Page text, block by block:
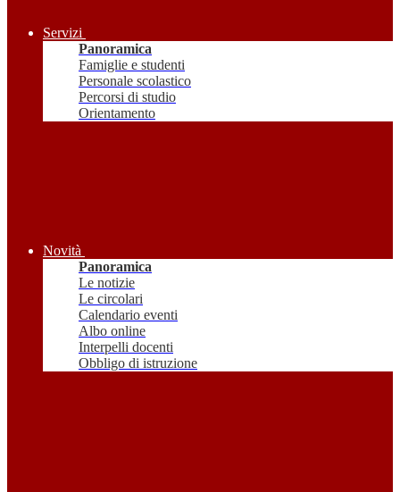
Servizi
Panoramica
Famiglie e studenti
Personale scolastico
Percorsi di studio
Orientamento
Novità
Panoramica
Le notizie
Le circolari
Calendario eventi
Albo online
Interpelli docenti
Obbligo di istruzione